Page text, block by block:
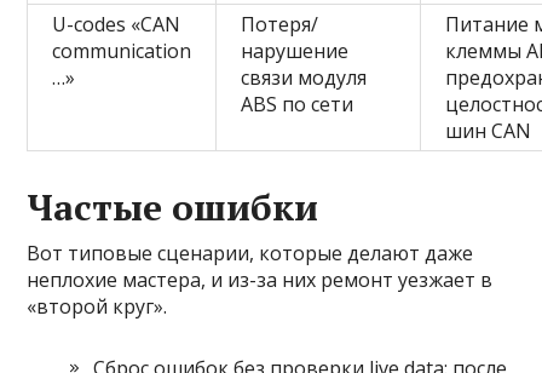
U-codes «CAN
communication
…»
Потеря/
нарушение
связи модуля
ABS по сети
Питание
клеммы
шин CAN
Частые ошибки
Вот типовые сценарии, которые делают даже
неплохие мастера, и из-за них ремонт уезжает в
«второй круг».